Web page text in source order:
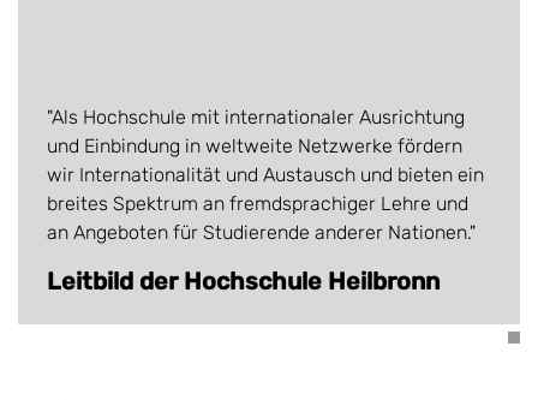
"Als Hochschule mit internationaler Ausrichtung
und Einbindung in weltweite Netzwerke fördern
wir Internationalität und Austausch und bieten ein
breites Spektrum an fremdsprachiger Lehre und
an Angeboten für Studierende anderer Nationen."
Leitbild der Hochschule Heilbronn